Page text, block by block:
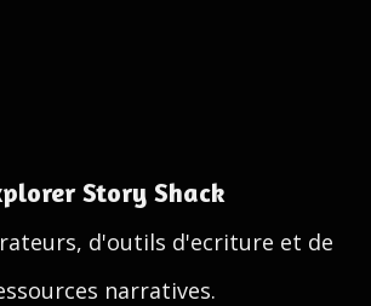
Story Shack
d'outils d'ecriture et de
narratives.